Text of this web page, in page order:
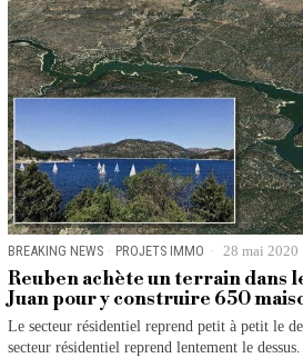
BREAKING NEWS · PROJETS IMMO 28 mai 2020
Reuben achète un terrain dans
Juan pour y construire 650
Le secteur résidentiel reprend petit à petit le
secteur résidentiel reprend lentement le